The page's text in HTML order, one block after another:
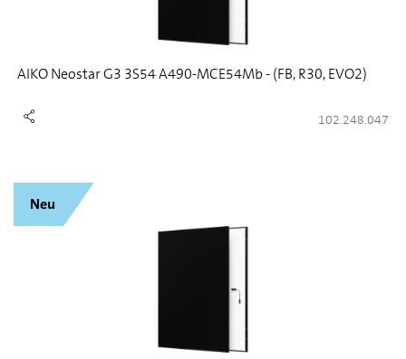
AIKO Neostar G3 3S54 A490-MCE54Mb - (FB, R30, EVO2)
102.248.047
Neu